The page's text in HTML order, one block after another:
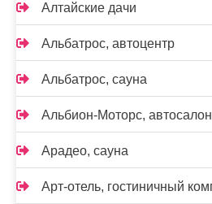
Алтайские дачи
Альбатрос, автоцентр
Альбатрос, сауна
Альбион-Моторс, автосалон
Арадео, сауна
Арт-отель, гостиничный